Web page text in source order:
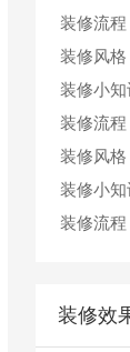
1小时
2小时
30 分
50分
2小时
40 分
1小时
50分
装修流程
装修风格
装修小知
装修流程
装修风格
装修小知
装修流程
装修效